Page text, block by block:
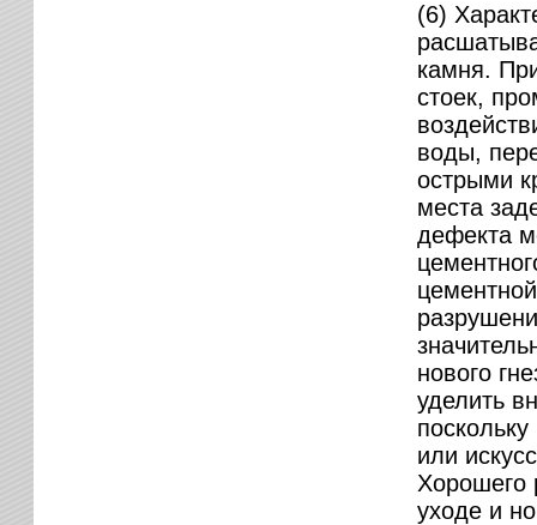
(6)
камня.
стоек,
воды,
острыми
места
дефекта
нового
уделить
или
Хорошего
уходе и